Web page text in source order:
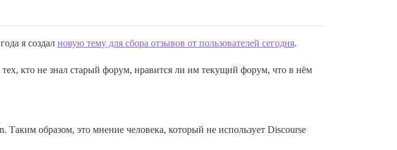
я создал новую тему для сбора отзывов от пользователей сегодня.
кто не знал старый форум, нравится ли им текущий форум, что в нём
образом, это мнение человека, который не использует Discourse